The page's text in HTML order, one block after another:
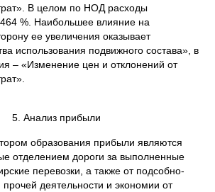
В целом по НОД расходы
%. Наибольшее влияние на
ее увеличения оказывает
использования подвижного состава», в
– «Изменение цен и отклонений от
5. Анализ прибыли
образования прибыли являются
отделением дороги за выполненные
перевозки, а также от подсобно-
прочей деятельности и экономии от